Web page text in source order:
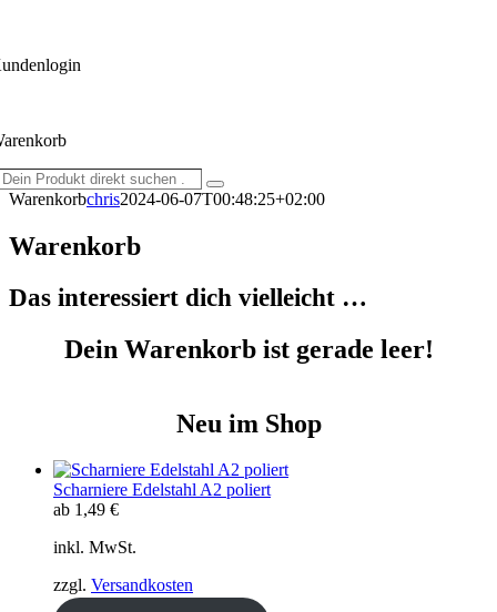
Suche
Warenkorbchris2024-06-07T00:48:25+02:00
Warenkorb
Das interessiert dich vielleicht …
Dein Warenkorb ist gerade leer!
Neu im Shop
Scharniere Edelstahl A2 poliert
ab 1,49 €
inkl. MwSt.
zzgl. Versandkosten